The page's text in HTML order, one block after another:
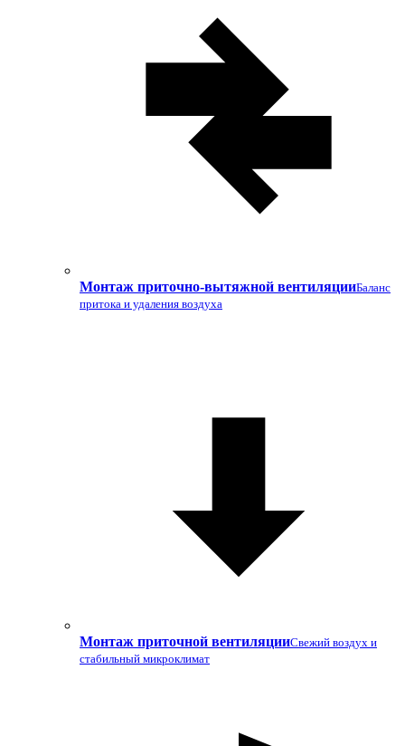
Монтаж приточно-вытяжной вентиляцииБаланс
притока и удаления воздуха
Монтаж приточной вентиляцииСвежий воздух и
стабильный микроклимат